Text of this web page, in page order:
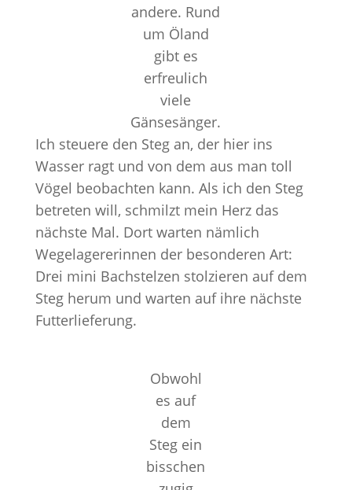
andere. Rund
um Öland
gibt es
erfreulich
viele
Gänsesänger.
Ich steuere den Steg an, der hier ins
Wasser ragt und von dem aus man toll
Vögel beobachten kann. Als ich den Steg
betreten will, schmilzt mein Herz das
nächste Mal. Dort warten nämlich
Wegelagererinnen der besonderen Art:
Drei mini Bachstelzen stolzieren auf dem
Steg herum und warten auf ihre nächste
Futterlieferung.
Obwohl
es auf
dem
Steg ein
bisschen